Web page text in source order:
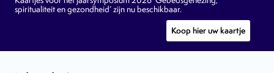
spiritualiteit en gezondheid’ zijn nu beschikbaar.
Koop hier uw kaartje